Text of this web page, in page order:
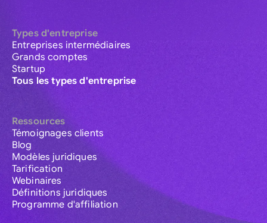
Types d'entreprise
Entreprises intermédiaires
Grands comptes
Startup
Tous les types d'entreprise
Ressources
Témoignages clients
Blog
Modèles juridiques
Tarification
Webinaires
Définitions juridiques
Programme d'affiliation